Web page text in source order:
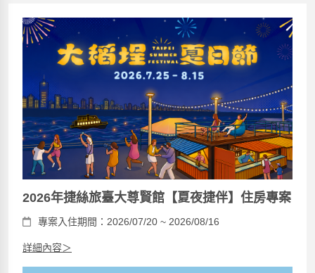
2026年捷絲旅臺大尊賢館【夏夜捷伴】住房專案
專案入住期間：2026/07/20 ~ 2026/08/16
詳細內容＞